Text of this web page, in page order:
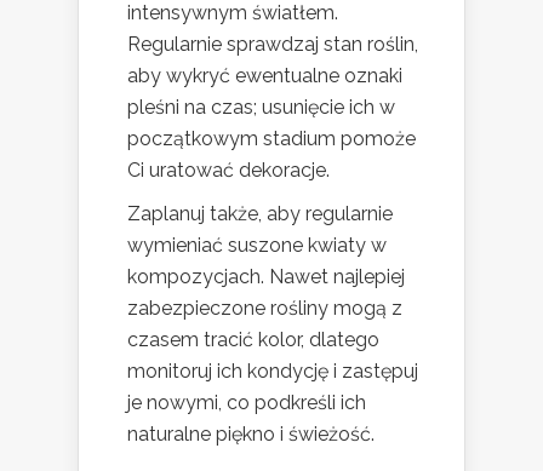
intensywnym światłem.
Regularnie sprawdzaj stan roślin,
aby wykryć ewentualne oznaki
pleśni na czas; usunięcie ich w
początkowym stadium pomoże
Ci uratować dekoracje.
Zaplanuj także, aby regularnie
wymieniać suszone kwiaty w
kompozycjach. Nawet najlepiej
zabezpieczone rośliny mogą z
czasem tracić kolor, dlatego
monitoruj ich kondycję i zastępuj
je nowymi, co podkreśli ich
naturalne piękno i świeżość.